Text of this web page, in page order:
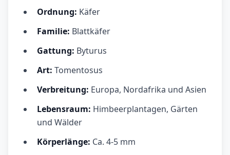
Ordnung: Käfer
Familie: Blattkäfer
Gattung: Byturus
Art: Tomentosus
Verbreitung: Europa, Nordafrika und Asien
Lebensraum: Himbeerplantagen, Gärten
und Wälder
Körperlänge: Ca. 4-5 mm